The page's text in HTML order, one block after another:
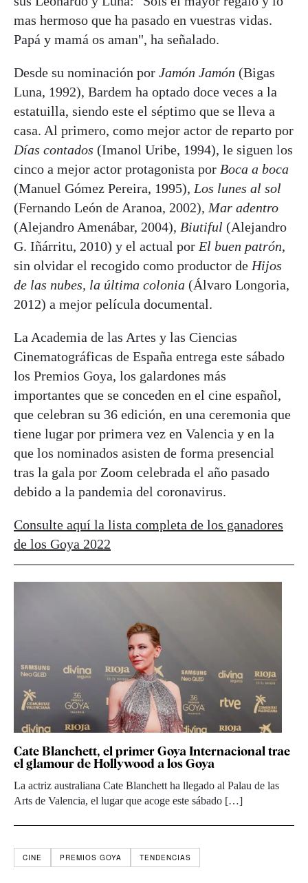
mas hermoso que ha pasado en vuestras vidas.
Papá y mamá os aman", ha señalado.
Desde su nominación por Jamón Jamón (Bigas
Luna, 1992), Bardem ha optado doce veces a la
estatuilla, siendo este el séptimo que se lleva a
casa. Al primero, como mejor actor de reparto por
Días contados (Imanol Uribe, 1994), le siguen los
cinco a mejor actor protagonista por Boca a boca
(Manuel Gómez Pereira, 1995), Los lunes al sol
(Fernando León de Aranoa, 2002), Mar adentro
(Alejandro Amenábar, 2004), Biutiful (Alejandro
G. Iñárritu, 2010) y el actual por El buen patrón,
sin olvidar el recogido como productor de Hijos
de las nubes, la última colonia (Álvaro Longoria,
2012) a mejor película documental.
La Academia de las Artes y las Ciencias
Cinematográficas de España entrega este sábado
los Premios Goya, los galardones más
importantes que se conceden en el cine español,
que celebran su 36 edición, en una ceremonia que
tiene lugar por primera vez en Valencia y en la
que los nominados asisten de forma presencial
tras la gala por Zoom celebrada el año pasado
debido a la pandemia del coronavirus.
Consulte aquí la lista completa de los ganadores
de los Goya 2022
Cate Blanchett, el primer Goya Internacional trae
el glamour de Hollywood a los Goya
La actriz australiana Cate Blanchett ha llegado al Palau de las
Arts de Valencia, el lugar que acoge este sábado […]
CINE PREMIOS GOYA TENDENCIAS